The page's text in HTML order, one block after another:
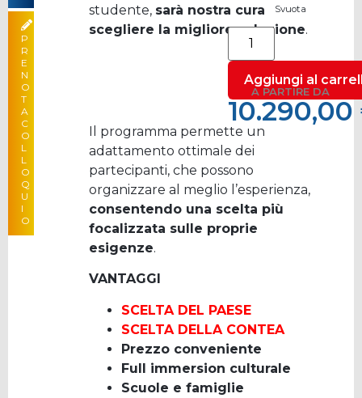
Svuota
Aggiungi al
A PARTIRE DA
10.290,00
A PARTIRE DA
10.290,00
P
R
E
N
O
T
A
C
O
L
L
O
Q
U
I
O
studente, sarà nostra cura
scegliere la migliore soluzione.
Il programma permette un
adattamento ottimale dei
partecipanti, che possono
organizzare al meglio l’esperienza,
consentendo una scelta più
focalizzata sulle proprie
esigenze.
VANTAGGI
SCELTA DEL PAESE
SCELTA DELLA CONTEA
Prezzo conveniente
Full immersion culturale
Scuole e famiglie